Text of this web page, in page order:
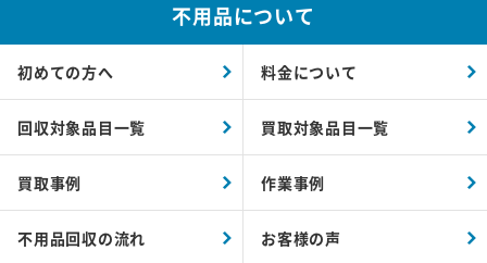
不用品について
初めての方へ 料金について
回収対象品目一覧 買取対象品目一覧
買取事例 作業事例
不用品回収の流れ お客様の声